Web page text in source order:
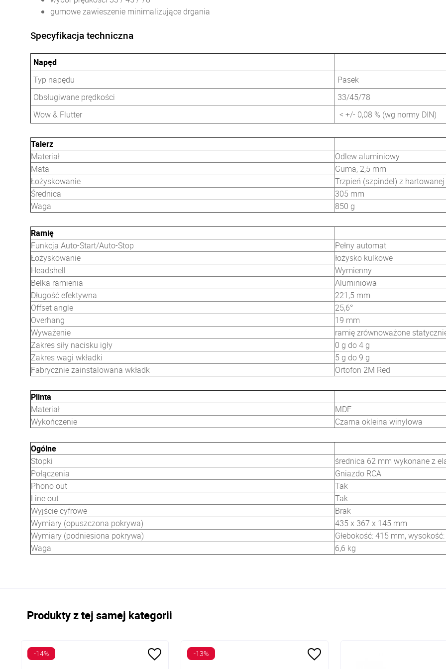
gumowe zawieszenie minimalizujące drgania
Specyfikacja techniczna
Napęd
Typ napędu
Pasek
Obsługiwane prędkości
33/45/78
Wow & Flutter
< +/- 0,08 % (wg normy DIN)
Talerz
Materiał
Odlew aluminiowy
Mata
Guma, 2,5 mm
Łożyskowanie
Trzpień (szpindel) z
Średnica
305 mm
Waga
850 g
Ramię
Funkcja Auto-Start/Auto-Stop
Pełny automat
Łożyskowanie
łożysko kulkowe
Headshell
Wymienny
Belka ramienia
Aluminiowa
Długość efektywna
221,5 mm
Offset angle
25,6°
Overhang
19 mm
Wyważenie
ramię zrównoważone
Zakres siły nacisku igły
0 g do 4 g
Zakres wagi wkładki
5 g do 9 g
Fabrycznie zainstalowana wkładk
Ortofon 2M Red
Plinta
Materiał
MDF
Wykończenie
Czarna okleina winylowa
Ogólne
Stopki
średnica 62 mm wykonane z
Połączenia
Gniazdo RCA
Phono out
Tak
Line out
Tak
Wyjście cyfrowe
Brak
Wymiary (opuszczona pokrywa)
435 x 367 x 145 mm
Wymiary (podniesiona pokrywa)
Głebokość: 415 mm,
Waga
6,6 kg
Produkty z tej samej kategorii
-14% -13%